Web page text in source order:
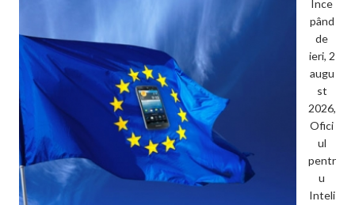
Înce
pând
de
ieri, 2
augu
st
2026,
Ofici
ul
pentr
u
Inteli